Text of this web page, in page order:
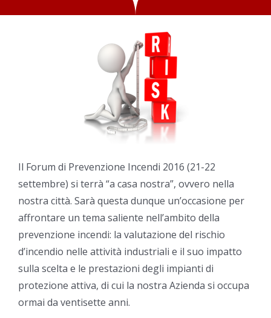
Il Forum di Prevenzione Incendi 2016 (21-22
settembre) si terrà “a casa nostra”, ovvero nella
nostra città. Sarà questa dunque un’occasione per
affrontare un tema saliente nell’ambito della
prevenzione incendi: la valutazione del rischio
d’incendio nelle attività industriali e il suo impatto
sulla scelta e le prestazioni degli impianti di
protezione attiva, di cui la nostra Azienda si occupa
ormai da ventisette anni.